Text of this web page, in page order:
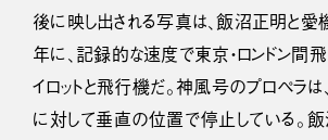
後に映し出される写真は、飯沼正明と愛
年に、記録的な速度で東京・ロンドン間
イロットと飛行機だ。神風号のプロペラ
に対して垂直の位置で停止している。